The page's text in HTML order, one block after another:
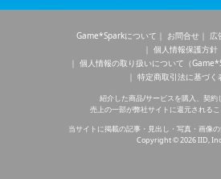
Game*Sparkについて お問合せ 広
個人情報保護方針
個人情報の取り扱いについて（
特定商取引法に基づく
紹介した商品/サービスを購入、契約
売上の一部が弊社サイトに還元されるこ
当サイトに掲載の記事・見出し・写真・画像の
Copyright © 2026 IID,